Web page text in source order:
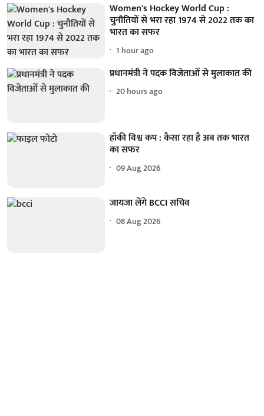
Women's Hockey World Cup :
चुनौतियों से भरा रहा 1974 से 2022 तक का
भारत का सफर
1 hour ago
प्रधानमंत्री ने पदक विजेताओं से मुलाकात की
20 hours ago
हॉकी विश्व कप : कैसा रहा है अब तक भारत
का सफर
09 Aug 2026
जायजा लेंगे BCCI सचिव
08 Aug 2026